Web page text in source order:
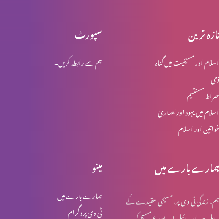
تائب دل نہ ہونے والوں کی عدالت
سپورٹ
ہم سے رابطہ کریں۔
تازہ ترین
اسلام اور مسیحیت میں گناہ
ذمی
صراط مستقیم
اسلام میں یہود اور نصاریٰ
خواتین اور اسلام
مینو
ہمارے بارے میں
ٹی وی پروگرام
ہمارے بارے میں
ہم، زندگی ٹی وی پر، مسیحی عقیدے کے